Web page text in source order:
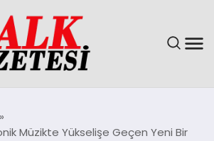
Müzikte Yükselişe Geçen Yeni Bir